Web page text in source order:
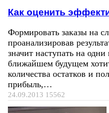
Как оценить
Формировать заказы на
проанализировав
значит наступать на
ближайшем будущем
количества остатков и
прибыль,…
24.09.2013 15562